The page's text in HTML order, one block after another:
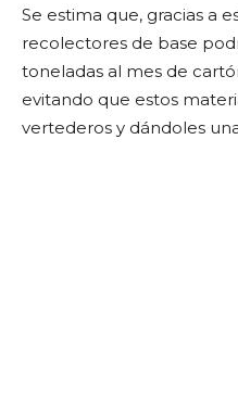
Se estima que, gracias a
recolectores de base
toneladas al mes de
evitando que estos
vertederos y dándoles